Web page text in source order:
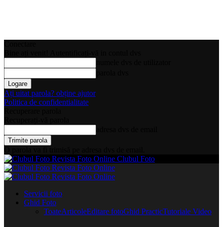
Ați uitat parola? obține ajutor
Politica de confidentialitate
Clubul Foto
Servicii foto
Ghid Foto
ToateArticoleEditare fotoGhid PracticTutoriale Video